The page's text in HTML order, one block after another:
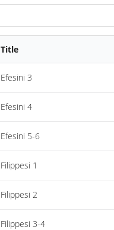
Title
Efesini 3
Efesini 4
Efesini 5-6
Filippesi 1
Filippesi 2
Filippesi 3-4